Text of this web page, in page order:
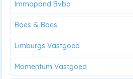
Immopand Bvba
Boes & Boes
Limburgs Vastgoed
Momentum Vastgoed